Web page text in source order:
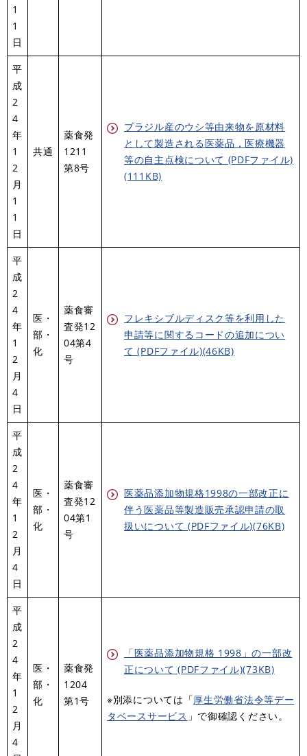
1
1
日
平
成
2
4
年
1
2
月
1
1
日
共通
薬食発
1211
第8号
ブラジル産のウシ等由来物を原材料
として製造される医薬品，医療機器
等の自主点検について (PDFファイル)
(111KB)
平
成
2
4
年
1
2
月
4
日
医・
部・
化
薬食審
査発12
04第4
号
フレキシブルディスク等を利用した
申請等に関するコードの追加につい
て (PDFファイル)(46KB)
平
成
2
4
年
1
2
月
4
日
医・
部・
化
薬食審
査発12
04第1
号
医薬品添加物規格1998の一部改正に
伴う医薬品等製造販売承認申請の取
扱いについて (PDFファイル)(76KB)
平
成
2
4
年
1
2
月
4
医・
部・
化
薬食発
1204
第1号
「医薬品添加物規格 1998」の一部改
正について (PDFファイル)(73KB)
※別添については「厚生労働省法令等デー
タベースサービス 」で御確認ください。